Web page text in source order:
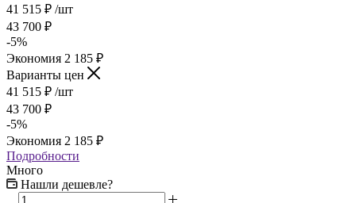
41 515 ₽ /шт
43 700 ₽
-5%
Экономия 2 185 ₽
Варианты цен
41 515 ₽ /шт
43 700 ₽
-5%
Экономия 2 185 ₽
Подробности
Много
Нашли дешевле?